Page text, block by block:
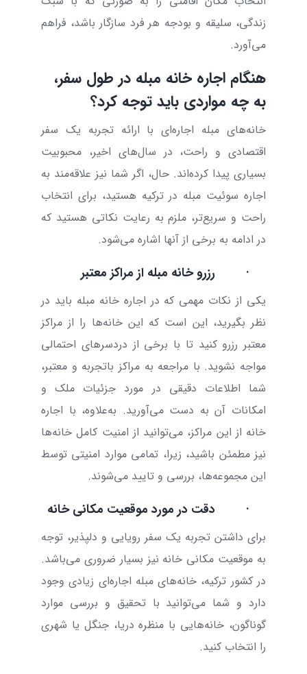
زندگی، سلیقه و بودجه هر فرد سازگار باشد، فراهم
می‌آورد.
هنگام اجاره خانه مبله در طول سفر،
به چه مواردی باید توجه کرد؟
خانه‌های مبله اجاره‌ای با ارائه تجربه یک سفر
اقتصادی و راحت، در سال‌های اخیر، محبوبیت
بسیاری پیدا کرده‌اند. حال، اگر شما نیز علاقه‌مند به
اجاره سوئیت مبله در ترکیه هستید، برای انتخاب
راحت و سریع‌تر، ملزم به رعایت نکاتی هستید که
در ادامه به برخی از آنها اشاره می‌شود.
· رزرو خانه مبله از مراکز معتبر
یکی از نکات مهمی که در اجاره خانه مبله باید در
نظر بگیرید، این است که این خانه‌ها را از مراکز
معتبر رزرو کنید تا با برخی از دردسرهای احتمالی
مواجه نشوید. با مراجعه به مراکز باتجربه و معتبر،
شما اطلاعات دقیقی در مورد جزئیات ملک و
امکانات آن به دست می‌آورید. به‌علاوه، با اجاره
خانه از این مراکز، می‌توانید از امنیت کامل خانه‌ها
نیز مطمئن باشید، زیرا، تمامی موارد امنیتی توسط
این مجموعه‌ها، بررسی و تایید می‌شوند.
· دقت در مورد موقعیت مکانی خانه
برای داشتن تجربه یک سفر رویایی و دلپذیر، توجه
به موقعیت مکانی خانه نیز بسیار ضروری ‌می‌باشد.
در کشور ترکیه، خانه‌های مبله اجاره‌ای زیادی وجود
دارد و شما می‌توانید با تحقیق و بررسی موارد
گوناگون، خانه‌هایی با منظره دریا، جنگل یا شهری
را انتخاب کنید.